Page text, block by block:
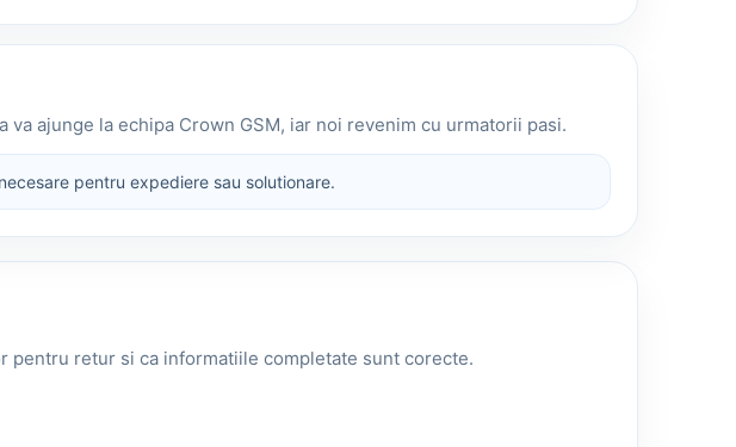
va ajunge la echipa Crown GSM, iar noi revenim cu urmatorii pasi.
pentru expediere sau solutionare.
pentru retur si ca informatiile completate sunt corecte.